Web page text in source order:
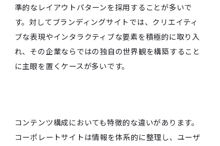
準的なレイアウトパターンを採用することが多いで
す。対してブランディングサイトでは、クリエイティ
ブな表現やインタラクティブな要素を積極的に取り入
れ、その企業ならではの独自の世界観を構築すること
に主眼を置くケースが多いです。
コンテンツ構成においても特徴的な違いがあります。
コーポレートサイトは情報を体系的に整理し、ユーザ